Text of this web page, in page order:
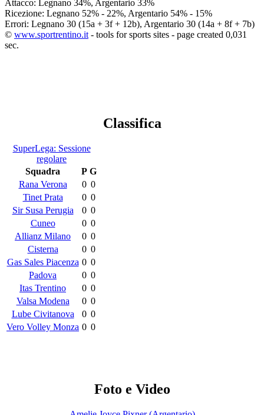
Attacco: Legnano 34%, Argentario 33%
Ricezione: Legnano 52% - 22%, Argentario 54% - 15%
Errori: Legnano 30 (15a + 3f + 12b), Argentario 30 (14a + 8f + 7b)
© www.sportrentino.it - tools for sports sites - page created 0,031
sec.
Classifica
SuperLega: Sessione
regolare
Squadra
P G
Rana Verona
0 0
Tinet Prata
0 0
Sir Susa Perugia
0 0
Cuneo
0 0
Allianz Milano
0 0
Cisterna
0 0
Gas Sales Piacenza 0 0
Padova
0 0
Itas Trentino
0 0
Valsa Modena
0 0
Lube Civitanova
0 0
Vero Volley Monza 0 0
Foto e Video